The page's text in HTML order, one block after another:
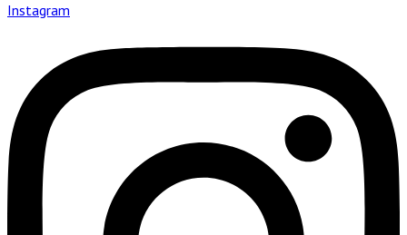
Instagram